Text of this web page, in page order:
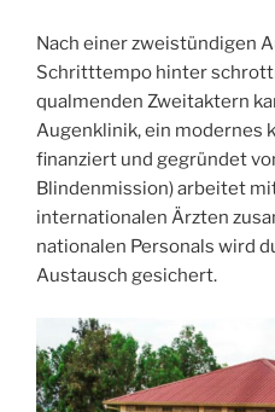
Nach einer zweistündigen
Schritttempo hinter
qualmenden Zweitaktern
Augenklinik, ein modernes
finanziert und gegründet
Blindenmission) arbeitet
internationalen Ärzten
nationalen Personals wird
Austausch gesichert.